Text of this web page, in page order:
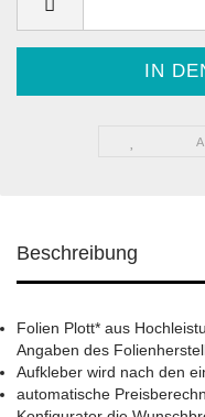
Beschreibung
Folien Plott* aus
Angaben des
Aufkleber wird nach den
automatische